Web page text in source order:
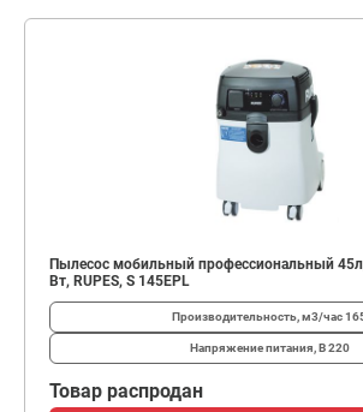
Пылесос мобильный профессиональный
Вт, RUPES, S 145EPL
Производительность, м3/час
Напряжение питания, В220
Товар распродан